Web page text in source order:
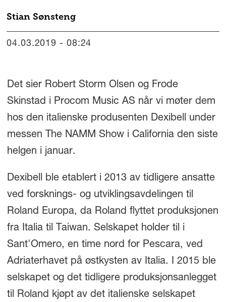
Stian Sønsteng
04.03.2019 - 08:24
Det sier Robert Storm Olsen og Frode
Skinstad i Procom Music AS når vi møter dem
hos den italienske produsenten Dexibell under
messen The NAMM Show i California den siste
helgen i januar.
Dexibell ble etablert i 2013 av tidligere ansatte
ved forsknings- og utviklingsavdelingen til
Roland Europa, da Roland flyttet produksjonen
fra Italia til Taiwan. Selskapet holder til i
Sant'Omero, en time nord for Pescara, ved
Adriaterhavet på østkysten av Italia. I 2015 ble
selskapet og det tidligere produksjonsanlegget
til Roland kjøpt av det italienske selskapet